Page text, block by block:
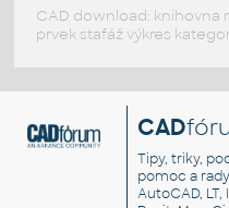
CAD download: knihovna
prvek stafáž výkres
CAD
Tipy, triky,
pomoc a
AutoCAD, LT,